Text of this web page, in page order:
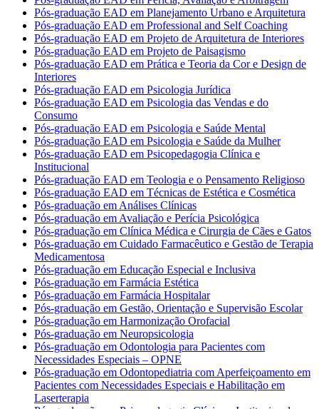
Pós-graduação EAD em Planejamento Urbano e Arquitetura
Pós-graduação EAD em Professional and Self Coaching
Pós-graduação EAD em Projeto de Arquitetura de Interiores
Pós-graduação EAD em Projeto de Paisagismo
Pós-graduação EAD em Prática e Teoria da Cor e Design de
Interiores
Pós-graduação EAD em Psicologia Jurídica
Pós-graduação EAD em Psicologia das Vendas e do
Consumo
Pós-graduação EAD em Psicologia e Saúde Mental
Pós-graduação EAD em Psicologia e Saúde da Mulher
Pós-graduação EAD em Psicopedagogia Clínica e
Institucional
Pós-graduação EAD em Teologia e o Pensamento Religioso
Pós-graduação EAD em Técnicas de Estética e Cosmética
Pós-graduação em Análises Clínicas
Pós-graduação em Avaliação e Perícia Psicológica
Pós-graduação em Clínica Médica e Cirurgia de Cães e Gatos
Pós-graduação em Cuidado Farmacêutico e Gestão de Terapia
Medicamentosa
Pós-graduação em Educação Especial e Inclusiva
Pós-graduação em Farmácia Estética
Pós-graduação em Farmácia Hospitalar
Pós-graduação em Gestão, Orientação e Supervisão Escolar
Pós-graduação em Harmonização Orofacial
Pós-graduação em Neuropsicologia
Pós-graduação em Odontologia para Pacientes com
Necessidades Especiais – OPNE
Pós-graduação em Odontopediatria com Aperfeiçoamento em
Pacientes com Necessidades Especiais e Habilitação em
Laserterapia